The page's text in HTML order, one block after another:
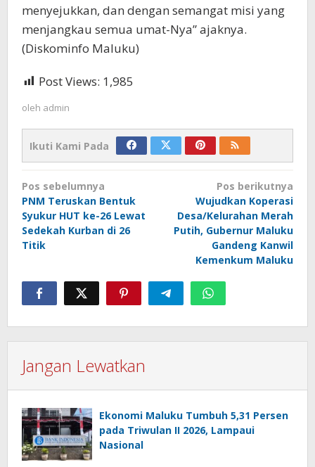
menyejukkan, dan dengan semangat misi yang
menjangkau semua umat-Nya” ajaknya.
(Diskominfo Maluku)
Post Views: 1,985
oleh admin
Ikuti Kami Pada
Navigasi
pos
Pos sebelumnya
PNM Teruskan Bentuk
Syukur HUT ke-26 Lewat
Sedekah Kurban di 26
Titik
Pos berikutnya
Wujudkan Koperasi
Desa/Kelurahan Merah
Putih, Gubernur Maluku
Gandeng Kanwil
Kemenkum Maluku
Jangan Lewatkan
Ekonomi Maluku Tumbuh 5,31 Persen
pada Triwulan II 2026, Lampaui
Nasional